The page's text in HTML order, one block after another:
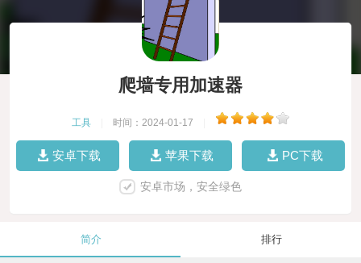
爬墙专用加速器
工具 时间：2024-01-17
安卓下载 苹果下载 PC下载
安卓市场，安全绿色
简介 排行